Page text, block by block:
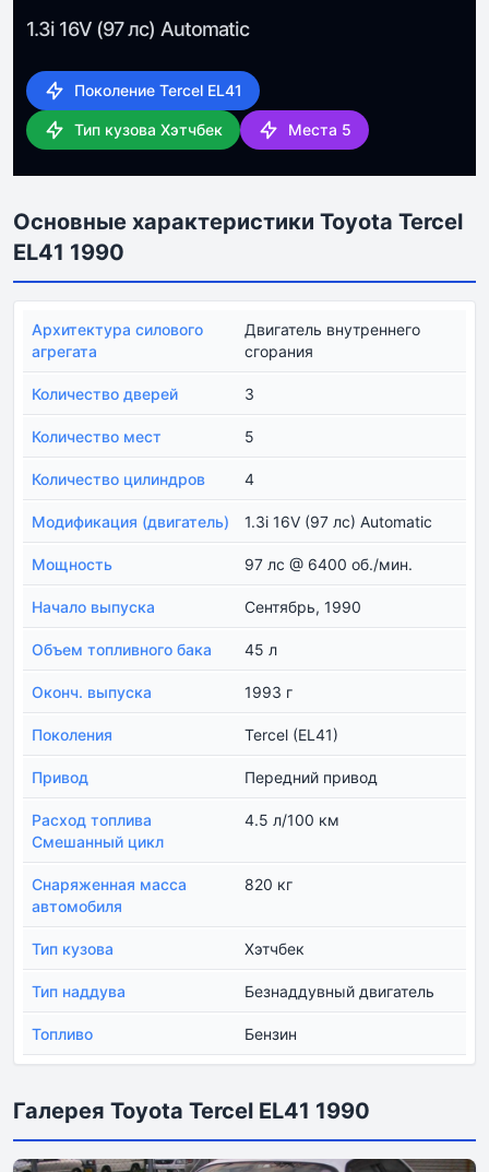
1.3i 16V (97 лс) Automatic
Поколение Tercel EL41
Тип кузова Хэтчбек Места 5
Основные характеристики Toyota Tercel
EL41 1990
Архитектура силового
агрегата
Двигатель внутреннего
сгорания
Количество дверей 3
Количество мест 5
Количество цилиндров 4
Модификация (двигатель) 1.3i 16V (97 лс) Automatic
Мощность 97 лс @ 6400 об./мин.
Начало выпуска Сентябрь, 1990
Объем топливного бака 45 л
Оконч. выпуска 1993 г
Поколения Tercel (EL41)
Привод Передний привод
Расход топлива
Смешанный цикл
4.5 л/100 км
Снаряженная масса
автомобиля
820 кг
Тип кузова Хэтчбек
Тип наддува Безнаддувный двигатель
Топливо Бензин
Галерея Toyota Tercel EL41 1990